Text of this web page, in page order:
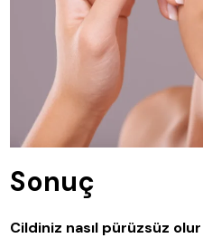
Sonuç
Cildiniz nasıl pürüzsüz olur